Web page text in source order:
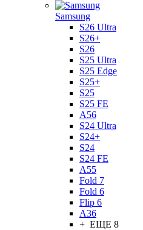
Samsung
S26 Ultra
S26+
S26
S25 Ultra
S25 Edge
S25+
S25
S25 FE
A56
S24 Ultra
S24+
S24
S24 FE
A55
Fold 7
Fold 6
Flip 6
A36
+ ЕЩЕ 8